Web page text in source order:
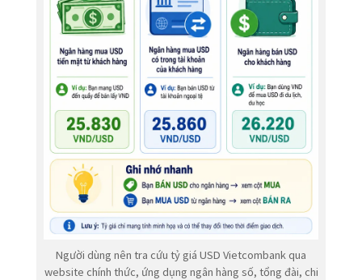
Người dùng nên tra cứu tỷ giá USD Vietcombank qua
website chính thức, ứng dụng ngân hàng số, tổng đài, chi